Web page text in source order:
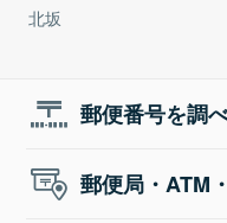
北坂
郵便番号を調
郵便局・ATM